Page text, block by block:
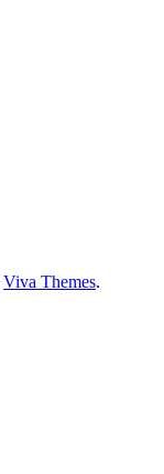
Viva Themes.